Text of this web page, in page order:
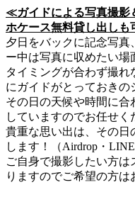
≪ガイドによる写真撮
ホケース無料貸し出し
夕日をバックに記念写真
ー中は写真に収めたい
タイミングが合わず撮れ
にガイドがとっておきの
その日の天候や時間に合
していますのでお任せく
貴重な思い出は、その日
します！（Airdrop・
ご自身で撮影したい方
りますのでご希望の方